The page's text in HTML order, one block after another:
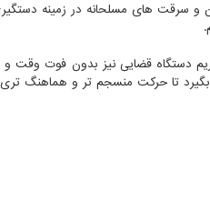
و سرقت های مسلحانه در زمینه
دستگاه قضایی نیز بدون فوت
تا حرکت منسجم تر و هماهنگ تری